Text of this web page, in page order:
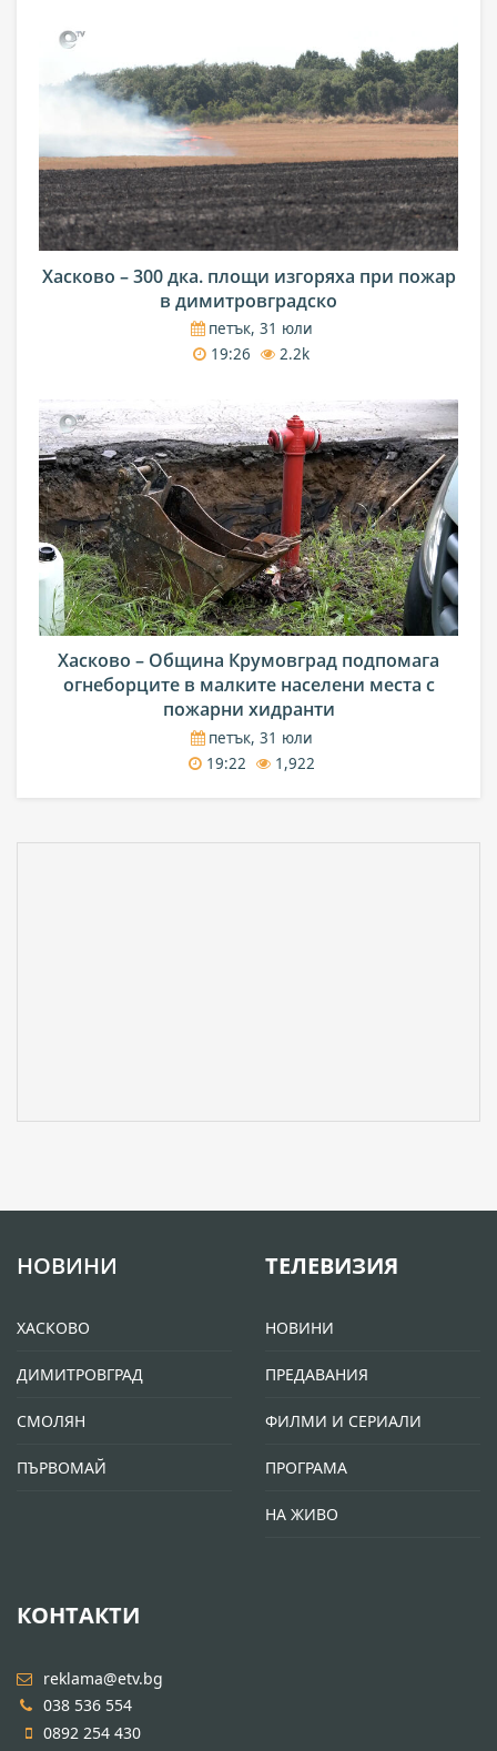
Хасково – 300 дка. площи изгоряха при пожар
в димитровградско
петък, 31 юли
19:26
2.2k
Хасково – Община Крумовград подпомага
огнеборците в малките населени места с
пожарни хидранти
петък, 31 юли
19:22
1,922
НОВИНИ
ХАСКОВО
ДИМИТРОВГРАД
СМОЛЯН
ПЪРВОМАЙ
ТЕЛЕВИЗИЯ
НОВИНИ
ПРЕДАВАНИЯ
ФИЛМИ И СЕРИАЛИ
ПРОГРАМА
НА ЖИВО
КОНТАКТИ
reklama@etv.bg
038 536 554
0892 254 430